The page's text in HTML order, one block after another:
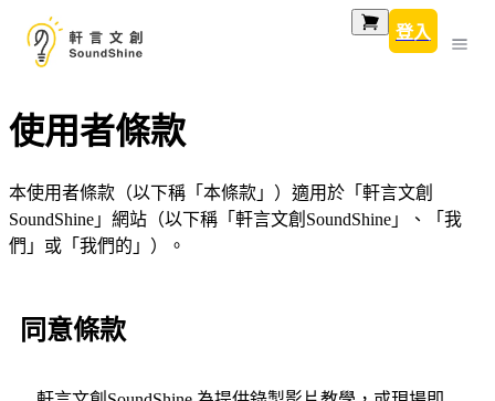
登入
使用者條款
本使用者條款（以下稱「本條款」）適用於「軒言文創
SoundShine」網站（以下稱「軒言文創SoundShine」、「我
們」或「我們的」）。
同意條款